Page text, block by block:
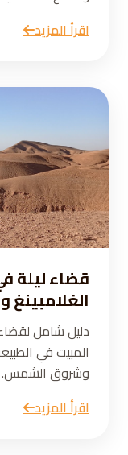
اقرأ المزيد
قضاء ليلة
دليل شامل
المبيت في
وشروق الشمس.
اقرأ المزيد